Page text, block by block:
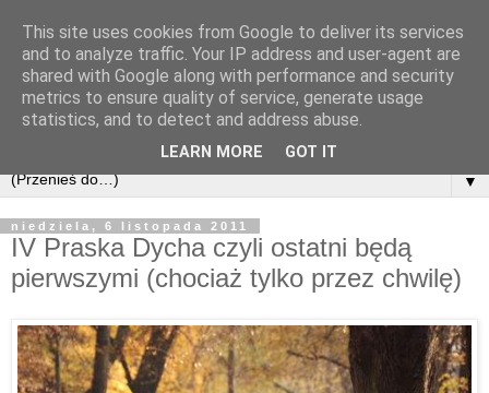
▼
niedziela, 6 listopada 2011
IV Praska Dycha czyli ostatni będą
pierwszymi (chociaż tylko przez chwilę)
This site uses cookies from Google to deliver its services
and to analyze traffic. Your IP address and user-agent are
shared with Google along with performance and security
metrics to ensure quality of service, generate usage
statistics, and to detect and address abuse.
LEARN MORE GOT IT